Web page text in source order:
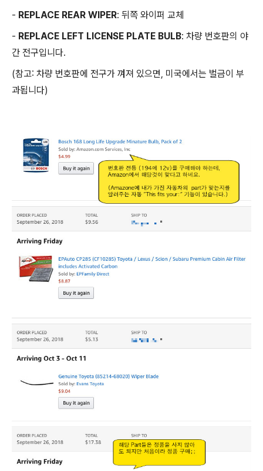
- REPLACE REAR WIPER: 뒤쪽 와이퍼 교체
- REPLACE LEFT LICENSE PLATE BULB: 차량 번호판의 야
간 전구입니다.
(참고: 차량 번호판에 전구가 껴져 있으면, 미국에서는 벌금이 부
과됩니다)